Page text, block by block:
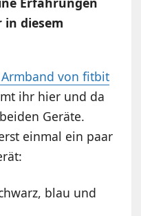
diesem
Armband von fitbit
ihr hier und da
Geräte.
einmal ein paar
blau und